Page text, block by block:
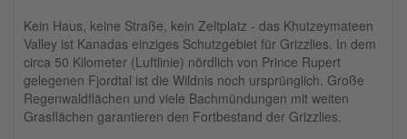
Kein Haus, keine Straße, kein Zeltplatz - das Khutzeymateen
Valley ist Kanadas einziges Schutzgebiet für Grizzlies. In dem
circa 50 Kilometer (Luftlinie) nördlich von Prince Rupert
gelegenen Fjordtal ist die Wildnis noch ursprünglich. Große
Regenwaldflächen und viele Bachmündungen mit weiten
Grasflächen garantieren den Fortbestand der Grizzlies.